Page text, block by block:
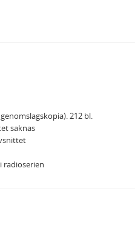
212 bl.
saknas
radioserien